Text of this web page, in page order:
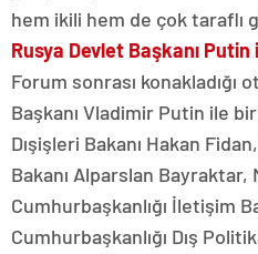
hem ikili hem de çok taraflı
Rusya Devlet Başkanı
Forum sonrası konakladığı
Başkanı Vladimir Putin ile
Dışişleri Bakanı Hakan
Bakanı Alparslan Bayraktar,
Cumhurbaşkanlığı İletişim
Cumhurbaşkanlığı Dış